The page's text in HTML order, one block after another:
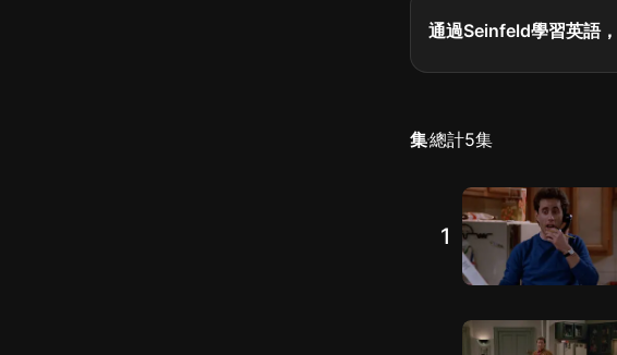
通過Seinfeld學習英語，
集總計5集
1